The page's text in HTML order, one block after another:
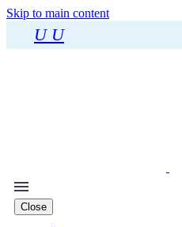
Skip to main content
U U
Close